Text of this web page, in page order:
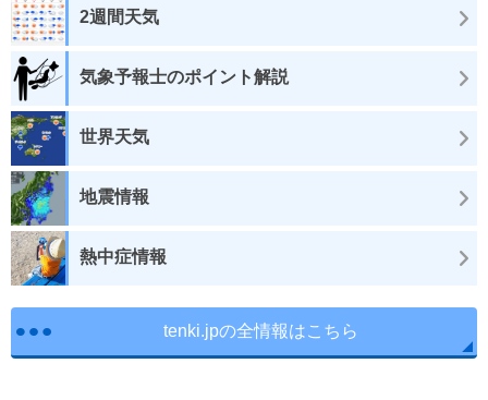
2週間天気
気象予報士のポイント解説
世界天気
地震情報
熱中症情報
tenki.jpの全情報はこちら